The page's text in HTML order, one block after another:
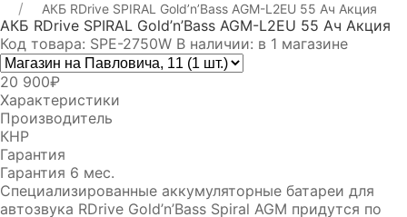
АКБ RDrive SPIRAL Gold’n’Bass AGM-L2EU 55 Ач Акция
АКБ RDrive SPIRAL Gold’n’Bass AGM-L2EU 55 Ач Акция
Код товара: SPE-2750W В наличии: в 1 магазине
20 900₽
Характеристики
Производитель
КНР
Гарантия
Гарантия 6 мес.
Специализированные аккумуляторные батареи для
автозвука RDrive Gold’n’Bass Spiral AGM придутся по